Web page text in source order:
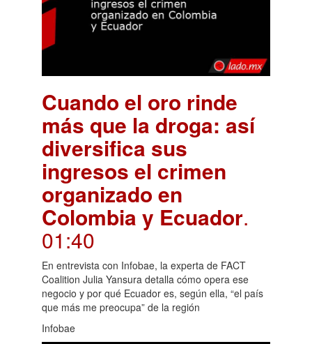
Cuando el oro rinde
más que la droga: así
diversifica sus
ingresos el crimen
organizado en
Colombia y Ecuador.
01:40
En entrevista con Infobae, la experta de FACT
Coalition Julia Yansura detalla cómo opera ese
negocio y por qué Ecuador es, según ella, “el país
que más me preocupa” de la región
Infobae